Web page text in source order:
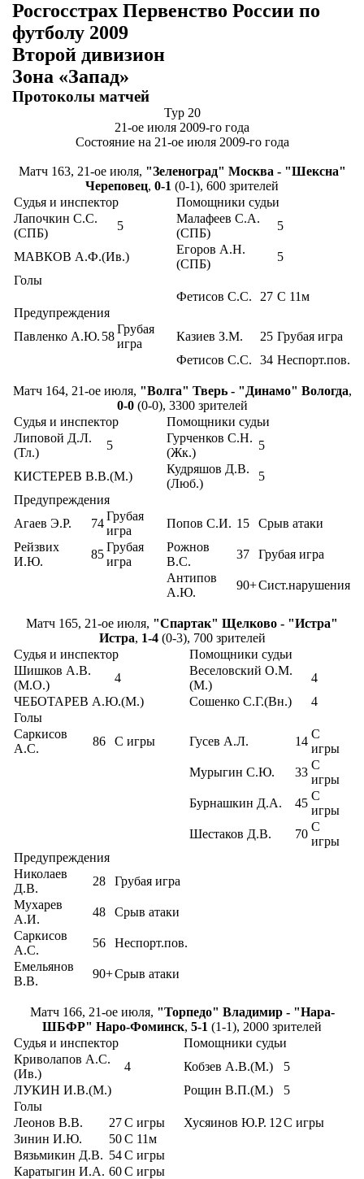
Росгосстрах Первенство России по
футболу 2009
Второй дивизион
Зона «Запад»
Протоколы матчей
Тур 20
21-ое июля 2009-го года
Состояние на 21-ое июля 2009-го года
Матч 163, 21-ое июля, "Зеленоград" Москва - "Шексна"
Череповец, 0-1 (0-1), 600 зрителей
Судья и инспектор
Помощники судьи
Лапочкин С.С.
(СПБ)
5
Малафеев С.А.
(СПБ)
5
МАВКОВ А.Ф.(Ив.)
Егоров А.Н.
(СПБ)
5
Голы
Фетисов С.С.
27 С 11м
Предупреждения
Павленко А.Ю. 58
Грубая
игра
Казиев З.М. 25 Грубая игра
Фетисов С.С.
34 Неспорт.пов.
Матч 164, 21-ое июля, "Волга" Тверь - "Динамо" Вологда,
0-0(0-0), 3300 зрителей
Судья и инспектор
Помощники судьи
Липовой Д.Л.
(Тл.)
5
Гурченков С.Н.
(Жк.)
5
КИСТЕРЕВ В.В.(М.)
Кудряшов Д.В.
(Люб.)
5
Предупреждения
Агаев Э.Р.
74
Грубая
игра
Попов С.И. 15
Срыв атаки
Рейзвих
И.Ю.
85
Грубая
игра
Рожнов
В.С.
37
Грубая игра
Антипов
А.Ю.
90+Сист.нарушения
Матч 165, 21-ое июля, "Спартак" Щелково - "Истра"
Истра, 1-4(0-3), 700 зрителей
Судья и инспектор
Помощники судьи
Шишков А.В.
(М.О.)
4
Веселовский О.М.
(М.)
4
ЧЕБОТАРЕВ А.Ю.(М.)
Сошенко С.Г.(Вн.)
4
Голы
Саркисов
А.С.
86 С игры Гусев А.Л. 14
С
игры
Мурыгин С.Ю.
33
С
игры
Бурнашкин Д.А.
45
С
игры
Шестаков Д.В.
70
С
игры
Предупреждения
Николаев
Д.В.
28
Грубая игра
Мухарев
А.И.
48
Срыв атаки
Саркисов
А.С.
56
Неспорт.пов.
Емельянов
В.В.
90+Срыв атаки
Матч 166, 21-ое июля, "Торпедо" Владимир - "Нара-
ШБФР" Наро-Фоминск, 5-1 (1-1), 2000 зрителей
Судья и инспектор
Помощники судьи
Криволапов А.С.
(Ив.)
4 Кобзев А.В.(М.)
5
ЛУКИН И.В.(М.)
Рощин В.П.(М.)
5
Голы
Леонов В.В.
27С игры Хусяинов Ю.Р. 12С игры
Зинин И.Ю.
50С 11м
Вязьмикин Д.В. 54С игры
Каратыгин И.А. 60С игры